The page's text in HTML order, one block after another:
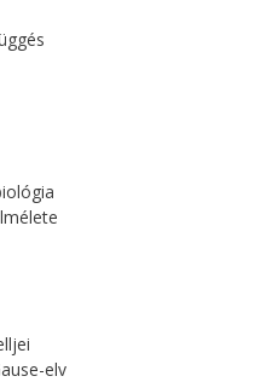
elv